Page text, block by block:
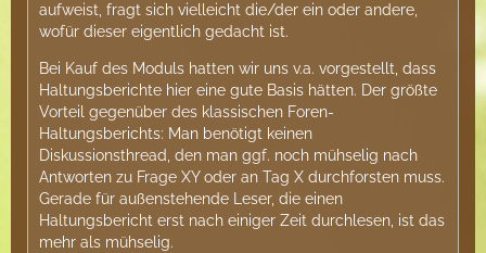
aufweist, fragt sich vielleicht die/der ein oder andere,
wofür dieser eigentlich gedacht ist.
Bei Kauf des Moduls hatten wir uns v.a. vorgestellt, dass
Haltungsberichte hier eine gute Basis hätten. Der größte
Vorteil gegenüber des klassischen Foren-
Haltungsberichts: Man benötigt keinen
Diskussionsthread, den man ggf. noch mühselig nach
Antworten zu Frage XY oder an Tag X durchforsten muss.
Gerade für außenstehende Leser, die einen
Haltungsbericht erst nach einiger Zeit durchlesen, ist das
mehr als mühselig.